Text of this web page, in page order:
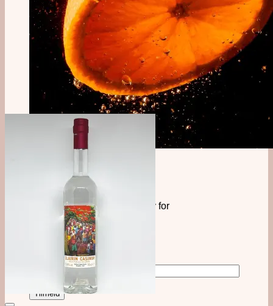
nyhedsbrev!
Tilmeld dig vores nyhedsbrev for
at holde dig opdateret på nye
produkter og events